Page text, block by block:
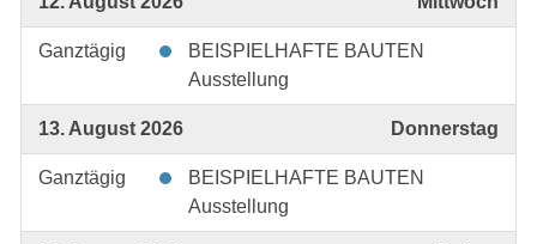
Ganztägig
BEISPIELHAFTE BAUTEN
Ausstellung
13. August 2026 Donnerstag
Ganztägig
BEISPIELHAFTE BAUTEN
Ausstellung